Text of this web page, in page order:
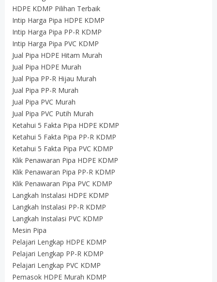
HDPE KDMP Pilihan Terbaik
Intip Harga Pipa HDPE KDMP
Intip Harga Pipa PP-R KDMP
Intip Harga Pipa PVC KDMP
Jual Pipa HDPE Hitam Murah
Jual Pipa HDPE Murah
Jual Pipa PP-R Hijau Murah
Jual Pipa PP-R Murah
Jual Pipa PVC Murah
Jual Pipa PVC Putih Murah
Ketahui 5 Fakta Pipa HDPE KDMP
Ketahui 5 Fakta Pipa PP-R KDMP
Ketahui 5 Fakta Pipa PVC KDMP
Klik Penawaran Pipa HDPE KDMP
Klik Penawaran Pipa PP-R KDMP
Klik Penawaran Pipa PVC KDMP
Langkah Instalasi HDPE KDMP
Langkah Instalasi PP-R KDMP
Langkah Instalasi PVC KDMP
Mesin Pipa
Pelajari Lengkap HDPE KDMP
Pelajari Lengkap PP-R KDMP
Pelajari Lengkap PVC KDMP
Pemasok HDPE Murah KDMP